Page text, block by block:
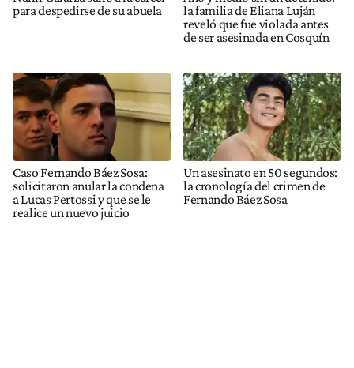
para despedirse de su abuela
la familia de Eliana Luján
reveló que fue violada antes
de ser asesinada en Cosquín
Caso Fernando Báez Sosa:
solicitaron anular la condena
a Lucas Pertossi y que se le
realice un nuevo juicio
Un asesinato en 50 segundos:
la cronología del crimen de
Fernando Báez Sosa